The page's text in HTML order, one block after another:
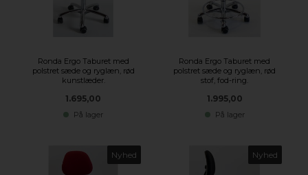
Ronda Ergo Taburet med
polstret sæde og ryglæn, rød
kunstlæder.
1.695,00
På lager
Ronda Ergo Taburet med
polstret sæde og ryglæn, rød
stof, fod-ring.
1.995,00
På lager
Nyhed Nyhed